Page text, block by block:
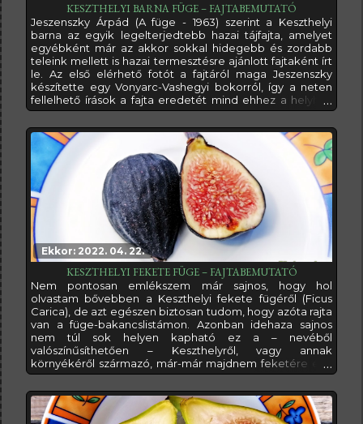
KESZTHELYI BARNA FÜGE – FAJTABEMUTATÓ
Jeszenszky Árpád (A füge - 1963) szerint a Keszthelyi
barna az egyik legelterjedtebb hazai tájfajta, amelyet
egyébként már az akkor sokkal hidegebb és zordabb
teleink mellett is hazai termesztésre ajánlott fajtaként írt
le. Az első elérhető fotót a fajtáról maga Jeszenszky
készítette egy Vonyarc-Vashegyi bokorról, így a neten
fellelhető írások a fajta eredetét mind ehhez a helyhez
kötik.Közepes növekedési erejű fajta, amelynek
ágrendszere erősen szétterülő, így igen nagy helyet
kíván meg magának. Vesszői világosbarnák, majd
idősebb korukra szürkésbarnák
Ekkor: 2022. 04. 22.
KESZTHELYI FEKETE FÜGE – FAJTABEMUTATÓ
Nem pontosan emlékszem már sajnos, hogy hol
olvastam bővebben a Keszthelyi fekete fügéről (Ficus
Carica), de azt egészen biztosan tudom, hogy azóta rajta
van a füge-bakancslistámon. Azonban idehaza sajnos
nem túl sok helyen kapható ez a – nevéből
valószínűsíthetően – Keszthelyről, vagy annak
környékéről származó, már-már majdnem feketére érő,
jó fagytűrésű lila füge. Egyszer már sikerült kosárba
tennem egy webshopban, de felhívtak, hogy sajnos
elfogyott, mást tudnának helyette küldeni? Akkor így lett
Della Signora fügém helyette...A minap azonban